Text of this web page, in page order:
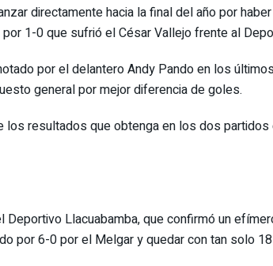
directamente hacia la final del año por
1-0 que sufrió el César Vallejo frente al
por el delantero Andy Pando en los
general por mejor diferencia de goles.
resultados que obtenga en los dos
Llacuabamba, que confirmó un
por 6-0 por el Melgar y quedar con tan solo